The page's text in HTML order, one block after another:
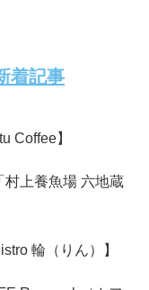
着記事
Coffee】
村上養魚場 六地蔵
輪（りん）】